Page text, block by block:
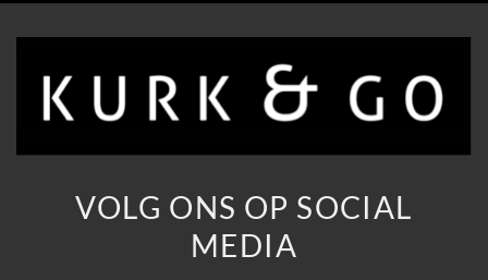
VOLG ONS OP SOCIAL
MEDIA